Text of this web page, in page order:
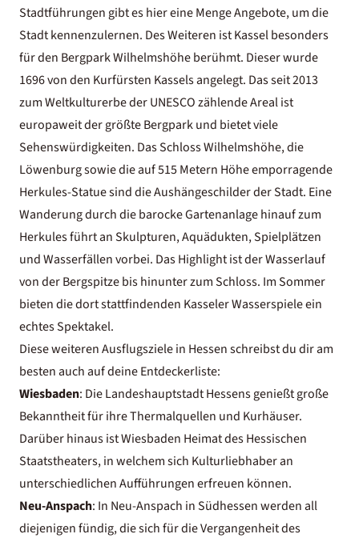
Stadtführungen gibt es hier eine Menge Angebote, um die
Stadt kennenzulernen. Des Weiteren ist Kassel besonders
für den Bergpark Wilhelmshöhe berühmt. Dieser wurde
1696 von den Kurfürsten Kassels angelegt. Das seit 2013
zum Weltkulturerbe der UNESCO zählende Areal ist
europaweit der größte Bergpark und bietet viele
Sehenswürdigkeiten. Das Schloss Wilhelmshöhe, die
Löwenburg sowie die auf 515 Metern Höhe emporragende
Herkules-Statue sind die Aushängeschilder der Stadt. Eine
Wanderung durch die barocke Gartenanlage hinauf zum
Herkules führt an Skulpturen, Aquädukten, Spielplätzen
und Wasserfällen vorbei. Das Highlight ist der Wasserlauf
von der Bergspitze bis hinunter zum Schloss. Im Sommer
bieten die dort stattfindenden Kasseler Wasserspiele ein
echtes Spektakel.
Diese weiteren Ausflugsziele in Hessen schreibst du dir am
besten auch auf deine Entdeckerliste:
Wiesbaden: Die Landeshauptstadt Hessens genießt große
Bekanntheit für ihre Thermalquellen und Kurhäuser.
Darüber hinaus ist Wiesbaden Heimat des Hessischen
Staatstheaters, in welchem sich Kulturliebhaber an
unterschiedlichen Aufführungen erfreuen können.
Neu-Anspach: In Neu-Anspach in Südhessen werden all
diejenigen fündig, die sich für die Vergangenheit des